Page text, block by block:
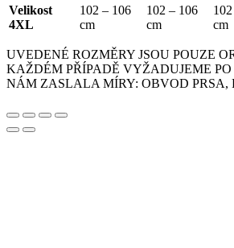
Velikost
4XL
102 – 106
cm
102 – 106
cm
cm
UVEDENÉ ROZMĚRY JSOU POUZE
KAŽDÉM PŘÍPADĚ VYŽADUJEME
NÁM ZASLALA MÍRY: OBVOD PRSA,